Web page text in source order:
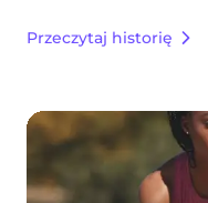
Przeczytaj historię